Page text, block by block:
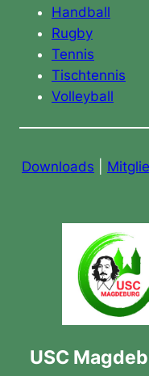
Handball
Rugby
Tennis
Tischtennis
Volleyball
Downloads
USC